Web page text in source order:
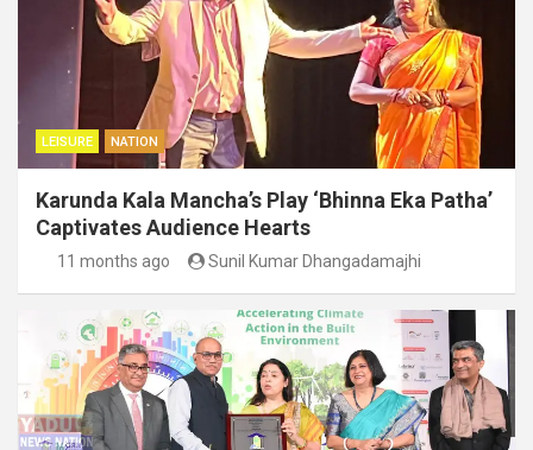
LEISURE NATION
Karunda Kala Mancha’s Play ‘Bhinna Eka Patha’
Captivates Audience Hearts
11 months ago Sunil Kumar Dhangadamajhi